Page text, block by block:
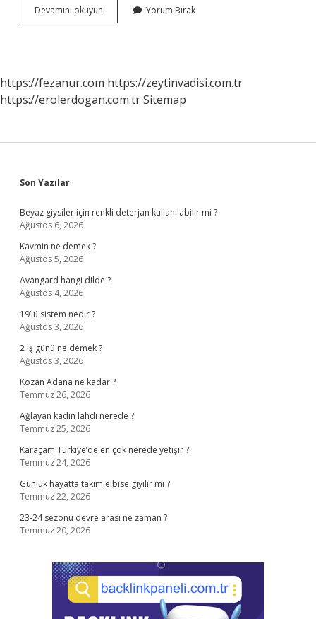
Devamını okuyun Akrofobi
Korkusu
Yorum Bırak
https://fezanur.com https://zeytinvadisi.com.tr
https://erolerdogan.com.trSitemap
Sidebar
Son Yazılar
Beyaz giysiler için renkli deterjan kullanılabilir mi ?
Ağustos 6, 2026
Kavmin ne demek ?
Ağustos 5, 2026
Avangard hangi dilde ?
Ağustos 4, 2026
19’lü sistem nedir ?
Ağustos 3, 2026
2 iş günü ne demek ?
Ağustos 3, 2026
Kozan Adana ne kadar ?
Temmuz 26, 2026
Ağlayan kadın lahdi nerede ?
Temmuz 25, 2026
Karaçam Türkiye’de en çok nerede yetişir ?
Temmuz 24, 2026
Günlük hayatta takım elbise giyilir mi ?
Temmuz 22, 2026
23-24 sezonu devre arası ne zaman ?
Temmuz 20, 2026